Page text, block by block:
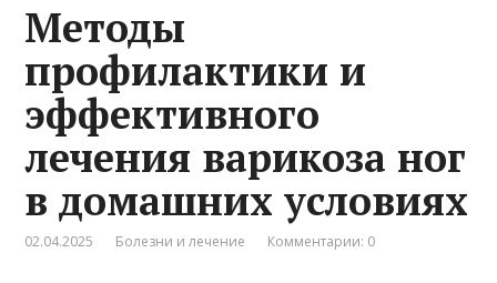
Методы
профилактики и
эффективного
лечения варикоза ног
в домашних условиях
02.04.2025 Болезни и лечение Комментарии: 0